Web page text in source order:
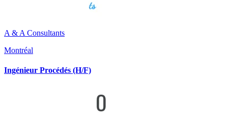
A & A Consultants
Montréal
Ingénieur Procédés (H/F)